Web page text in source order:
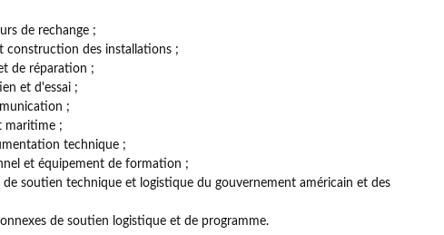
de rechange ;
construction des installations ;
de réparation ;
et d'essai ;
;
maritime ;
technique ;
et équipement de formation ;
de soutien technique et logistique du gouvernement américain et des
de soutien logistique et de programme.